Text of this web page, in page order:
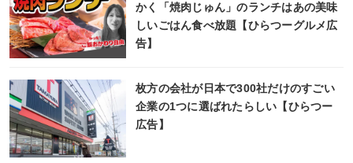
かく「焼肉じゅん」のランチはあの美味
しいごはん食べ放題【ひらつーグルメ広
告】
枚方の会社が日本で300社だけのすごい
企業の1つに選ばれたらしい【ひらつー
広告】